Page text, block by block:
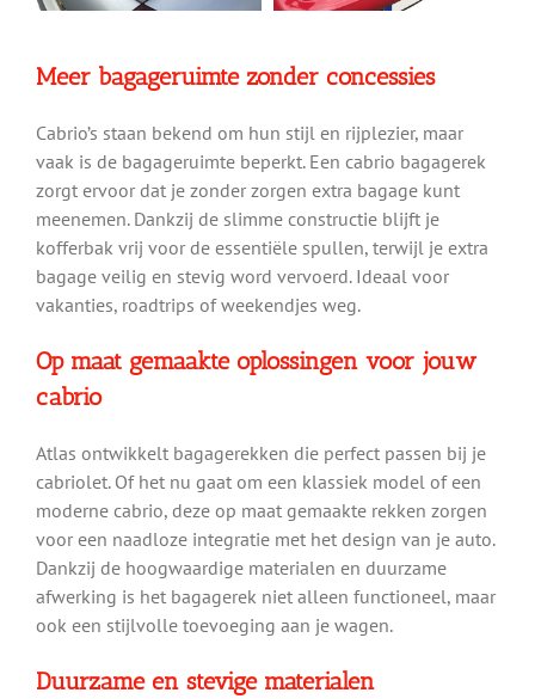
Meer bagageruimte zonder concessies
Cabrio’s staan bekend om hun stijl en rijplezier, maar
vaak is de bagageruimte beperkt. Een cabrio bagagerek
zorgt ervoor dat je zonder zorgen extra bagage kunt
meenemen. Dankzij de slimme constructie blijft je
kofferbak vrij voor de essentiële spullen, terwijl je extra
bagage veilig en stevig word vervoerd. Ideaal voor
vakanties, roadtrips of weekendjes weg.
Op maat gemaakte oplossingen voor jouw
cabrio
Atlas ontwikkelt bagagerekken die perfect passen bij je
cabriolet. Of het nu gaat om een klassiek model of een
moderne cabrio, deze op maat gemaakte rekken zorgen
voor een naadloze integratie met het design van je auto.
Dankzij de hoogwaardige materialen en duurzame
afwerking is het bagagerek niet alleen functioneel, maar
ook een stijlvolle toevoeging aan je wagen.
Duurzame en stevige materialen